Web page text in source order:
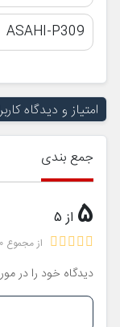
ASAHI-P309
امتیاز و دیدگاه
جمع بندی
5 از 5
از مجموع 0 امتیاز
دیدگاه خود را در